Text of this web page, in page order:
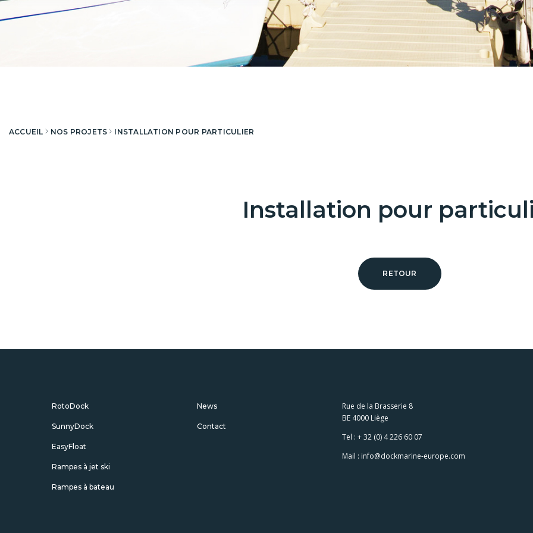
ACCUEIL NOS PROJETS INSTALLATION POUR PARTICULIER
Installation pour
RETOUR
RotoDock
SunnyDock
EasyFloat
Rampes à jet ski
Rampes à bateau
News
Contact
Rue de la Brasserie 8
BE 4000 Liège
Tel : + 32 (0) 4 226 60 07
Mail : info@dockmarine-europe.com